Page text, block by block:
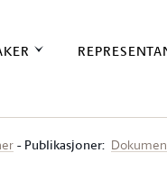
Publikasjoner: